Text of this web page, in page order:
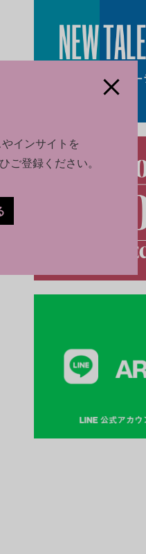
海底に設置された《
インサイトを
ご登録ください。